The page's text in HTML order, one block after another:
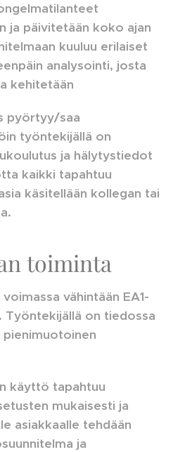
ja päivitetään koko ajan
kuuluu erilaiset
analysointi, josta
kehitetään
pyörtyy/saa
työntekijällä on
ja hälytystiedot
kaikki tapahtuu
käsitellään kollegan tai
toiminta
vähintään EA1-
Työntekijällä on tiedossa
käyttö tapahtuu
mukaisesti ja
asiakkaalle tehdään
ja